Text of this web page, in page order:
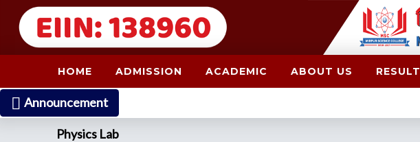
HOME ADMISSION ACADEMIC ABOUT US RESULT
Announcement
Physics Lab